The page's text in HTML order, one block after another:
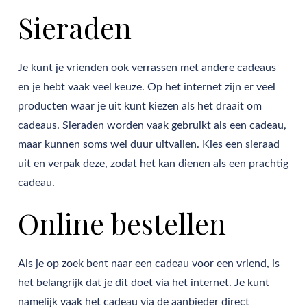
Sieraden
Je kunt je vrienden ook verrassen met andere cadeaus
en je hebt vaak veel keuze. Op het internet zijn er veel
producten waar je uit kunt kiezen als het draait om
cadeaus. Sieraden worden vaak gebruikt als een cadeau,
maar kunnen soms wel duur uitvallen. Kies een sieraad
uit en verpak deze, zodat het kan dienen als een prachtig
cadeau.
Online bestellen
Als je op zoek bent naar een cadeau voor een vriend, is
het belangrijk dat je dit doet via het internet. Je kunt
namelijk vaak het cadeau via de aanbieder direct